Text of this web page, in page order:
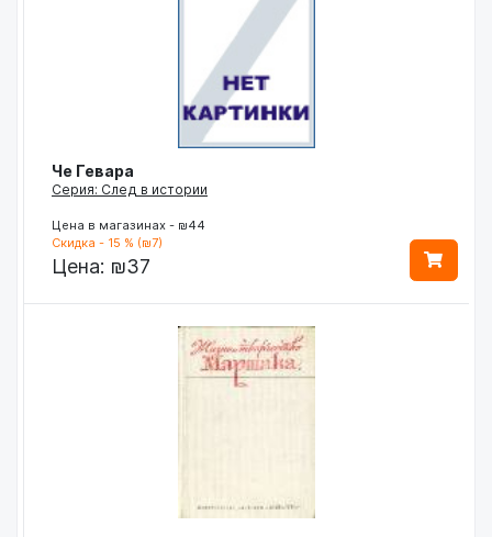
Че Гевара
Серия: След в истории
Цена в магазинах - ₪44
Скидка - 15 % (₪7)
Цена: ₪37